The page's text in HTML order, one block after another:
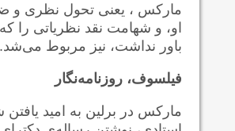
مارکس ، یعنی تحول نظری و
او، و شهامت نقد نظریاتی را
باور نداشت، نیز مربوط می‌‎شد.
فیلسوف، روزنامه‌نگار
مارکس در برلین به امید